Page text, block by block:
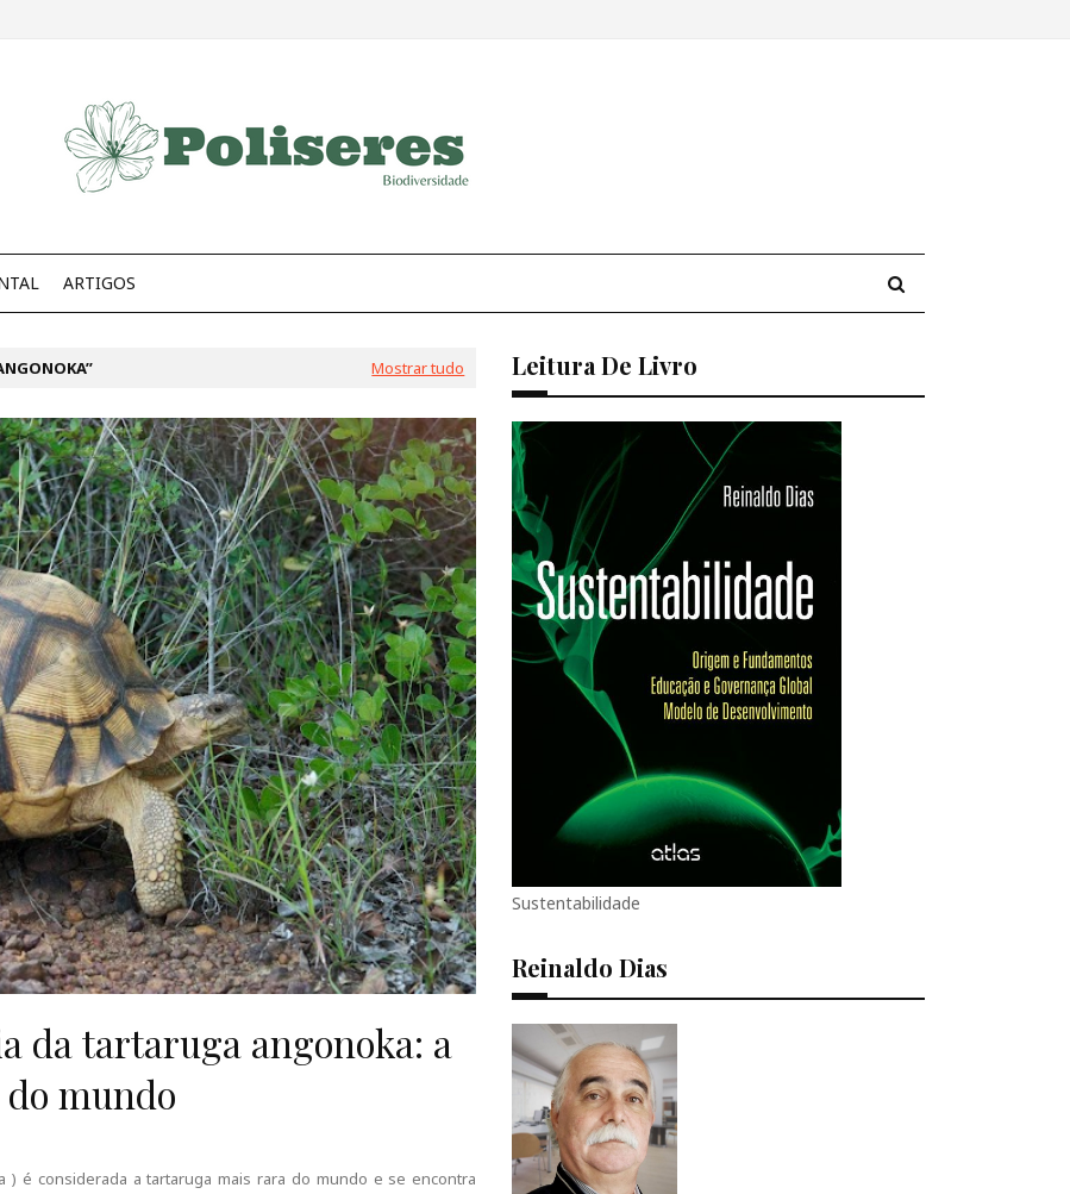
ARTIGOS
Mostrar tudo
da tartaruga angonoka: a
do mundo
) é considerada a tartaruga mais rara do mundo e se encontra
Leitura De Livro
Sustentabilidade
Reinaldo Dias